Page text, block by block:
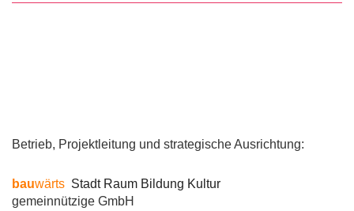
Betrieb, Projektleitung und strategische Ausrichtung:
bauwärts Stadt Raum Bildung Kultur
gemeinnützige GmbH